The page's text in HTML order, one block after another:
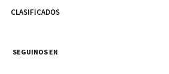
CLASIFICADOS
SEGUINOS EN